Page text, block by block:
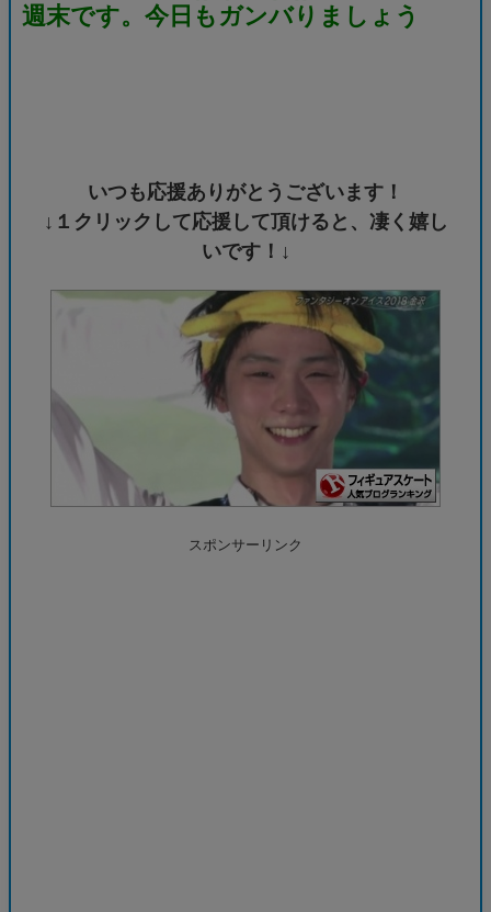
週末です。今日もガンバりましょう
いつも応援ありがとうございます！
↓１クリックして応援して頂けると、凄く嬉し
いです！↓
スポンサーリンク